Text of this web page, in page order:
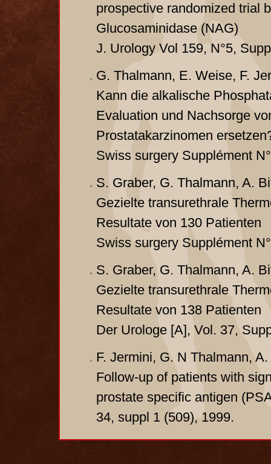
prospective randomized trial
Glucosaminidase (NAG)
J. Urology Vol 159, N°5,
G. Thalmann, E. Weise, F.
Kann die alkalische
Evaluation und Nachsorge
Prostatakarzinomen
Swiss surgery Supplément
S. Graber, G. Thalmann, A.
Gezielte transurethrale
Resultate von 130 Patienten
Swiss surgery Supplément
S. Graber, G. Thalmann, A.
Gezielte transurethrale
Resultate von 138 Patienten
Der Urologe [A], Vol. 37,
F. Jermini, G. N Thalmann,
Follow-up of patients with
prostate specific antigen
34, suppl 1 (509), 1999.